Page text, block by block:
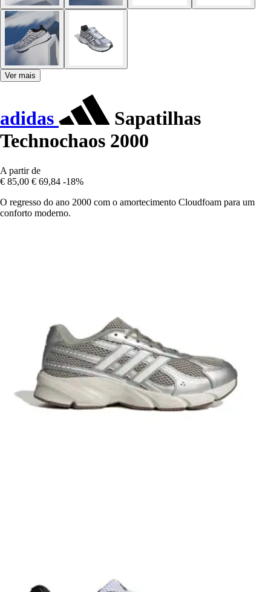
Ver mais
adidas
Sapatilhas
Technochaos 2000
A partir de
€ 85,00 € 69,84 -18%
O regresso do ano 2000 com o amortecimento Cloudfoam para um
conforto moderno.